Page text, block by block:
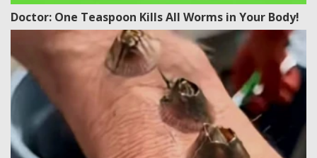
Doctor: One Teaspoon Kills All Worms in Your Body!